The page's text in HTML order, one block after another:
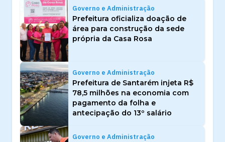
Governo e Administração
Prefeitura oficializa doação de
área para construção da sede
própria da Casa Rosa
Governo e Administração
Prefeitura de Santarém injeta R$
78,5 milhões na economia com
pagamento da folha e
antecipação do 13º salário
Governo e Administração